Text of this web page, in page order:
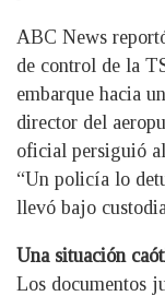
ABC News
de control de la
embarque hacia
director del
oficial persiguió
“Un policía lo
llevó bajo
Una situación
Los documentos